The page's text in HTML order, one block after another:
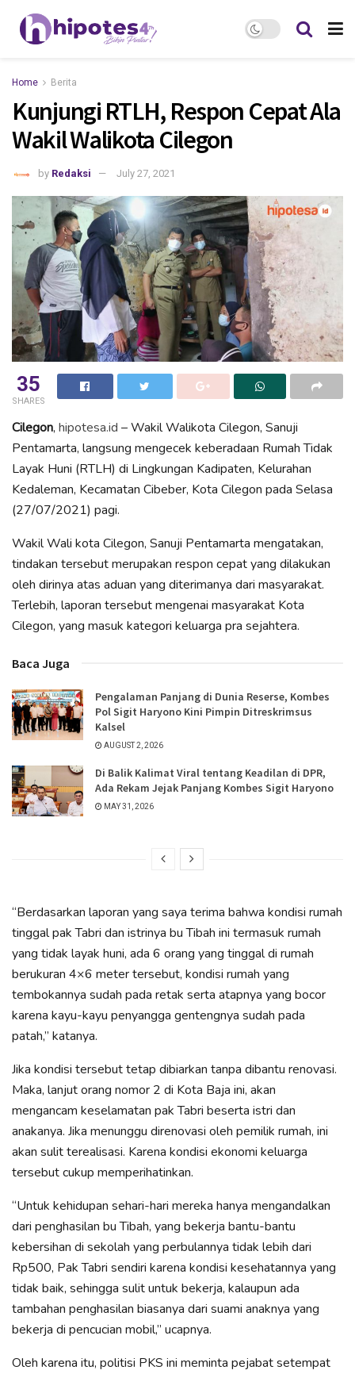
Home Berita
Kunjungi RTLH, Respon Cepat Ala
Wakil Walikota Cilegon
by Redaksi July 27, 2021
35
SHARES
Cilegon, hipotesa.id – Wakil Walikota Cilegon, Sanuji
Pentamarta, langsung mengecek keberadaan Rumah Tidak
Layak Huni (RTLH) di Lingkungan Kadipaten, Kelurahan
Kedaleman, Kecamatan Cibeber, Kota Cilegon pada Selasa
(27/07/2021) pagi.
Wakil Wali kota Cilegon, Sanuji Pentamarta mengatakan,
tindakan tersebut merupakan respon cepat yang dilakukan
oleh dirinya atas aduan yang diterimanya dari masyarakat.
Terlebih, laporan tersebut mengenai masyarakat Kota
Cilegon, yang masuk kategori keluarga pra sejahtera.
Baca Juga
Pengalaman Panjang di Dunia Reserse, Kombes
Pol Sigit Haryono Kini Pimpin Ditreskrimsus
Kalsel
AUGUST 2, 2026
Di Balik Kalimat Viral tentang Keadilan di DPR,
Ada Rekam Jejak Panjang Kombes Sigit Haryono
MAY 31, 2026
“Berdasarkan laporan yang saya terima bahwa kondisi rumah
tinggal pak Tabri dan istrinya bu Tibah ini termasuk rumah
yang tidak layak huni, ada 6 orang yang tinggal di rumah
berukuran 4×6 meter tersebut, kondisi rumah yang
tembokannya sudah pada retak serta atapnya yang bocor
karena kayu-kayu penyangga gentengnya sudah pada
patah,” katanya.
Jika kondisi tersebut tetap dibiarkan tanpa dibantu renovasi.
Maka, lanjut orang nomor 2 di Kota Baja ini, akan
mengancam keselamatan pak Tabri beserta istri dan
anakanya. Jika menunggu direnovasi oleh pemilik rumah, ini
akan sulit terealisasi. Karena kondisi ekonomi keluarga
tersebut cukup memperihatinkan.
“Untuk kehidupan sehari-hari mereka hanya mengandalkan
dari penghasilan bu Tibah, yang bekerja bantu-bantu
kebersihan di sekolah yang perbulannya tidak lebih dari
Rp500, Pak Tabri sendiri karena kondisi kesehatannya yang
tidak baik, sehingga sulit untuk bekerja, kalaupun ada
tambahan penghasilan biasanya dari suami anaknya yang
bekerja di pencucian mobil,” ucapnya.
Oleh karena itu, politisi PKS ini meminta pejabat setempat